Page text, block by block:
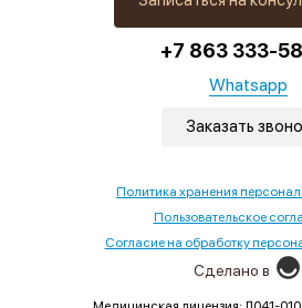
+7 863 333-
Whatsapp
Заказать
Политика хранения
Пользовательское
Согласие на обработку
Сделано в